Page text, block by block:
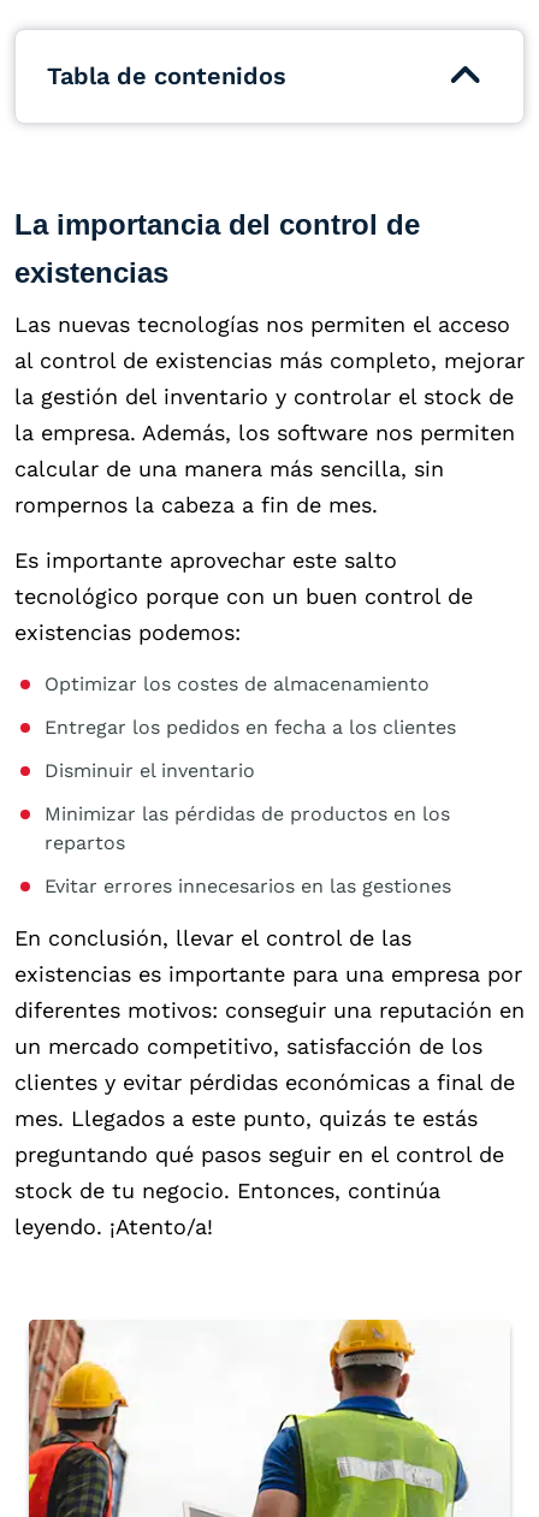
Tabla de contenidos
La importancia del control de
existencias
Las nuevas tecnologías nos permiten el acceso
al control de existencias más completo, mejorar
la gestión del inventario y controlar el stock de
la empresa. Además, los software nos permiten
calcular de una manera más sencilla, sin
rompernos la cabeza a fin de mes.
Es importante aprovechar este salto
tecnológico porque con un buen control de
existencias podemos:
Optimizar los costes de almacenamiento
Entregar los pedidos en fecha a los clientes
Disminuir el inventario
Minimizar las pérdidas de productos en los
repartos
Evitar errores innecesarios en las gestiones
En conclusión, llevar el control de las
existencias es importante para una empresa por
diferentes motivos: conseguir una reputación en
un mercado competitivo, satisfacción de los
clientes y evitar pérdidas económicas a final de
mes. Llegados a este punto, quizás te estás
preguntando qué pasos seguir en el control de
stock de tu negocio. Entonces, continúa
leyendo. ¡Atento/a!